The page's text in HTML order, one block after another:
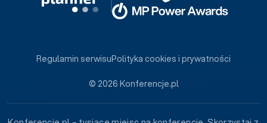
© 2026 Konferencje.pl
Regulamin serwisuPolityka cookies i prywatności